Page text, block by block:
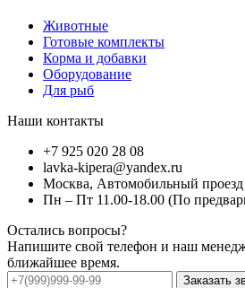
Животные
Готовые комплекты
Корма и добавки
Оборудование
Для рыб
Наши контакты
+7 925 020 28 08
lavka-kipera@yandex.ru
Москва, Автомобильный проезд
Пн – Пт 11.00-18.00 (По
Остались вопросы?
Напишите свой телефон и наш
ближайшее время.
Заказать